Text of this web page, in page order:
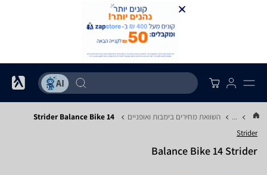
... השוואת מחירים בימבות ואופניים Strider Balance Bike 14
Strider
Balance Bike 14 Strider